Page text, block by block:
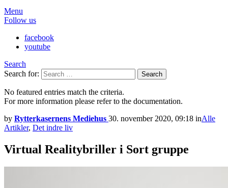
Menu
Follow us
facebook
youtube
Search
Search for:
Search
No featured entries match the criteria.
For more information please refer to the documentation.
by Rytterkasernens Mediehus 30. november 2020, 09:18 inAlle
Artikler, Det indre liv
Virtual Realitybriller i Sort gruppe